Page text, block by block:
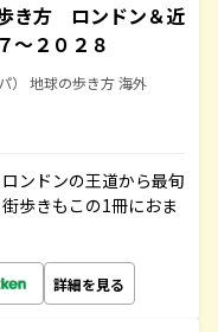
き方 ロンドン＆近
２０２８
） 地球の歩き方 海外
ンドンの王道から最旬
歩きもこの1冊におま
詳細を見る